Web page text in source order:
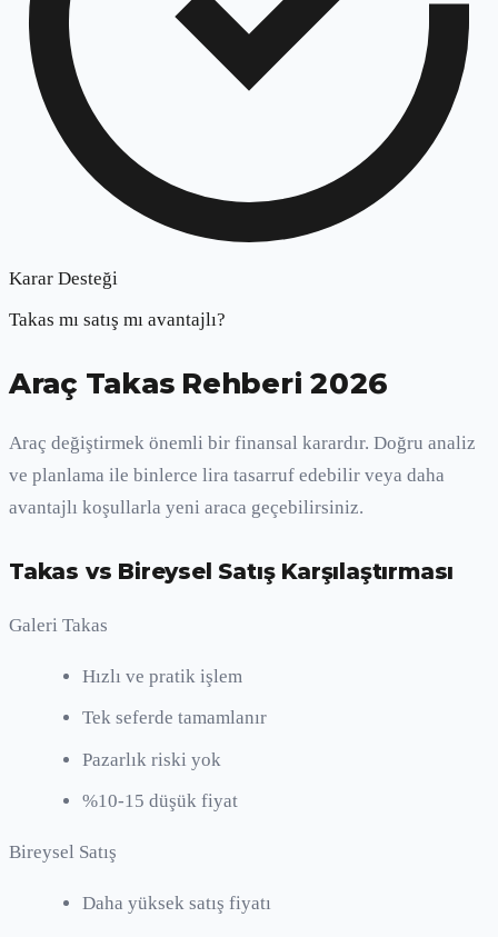
Karar Desteği
Takas mı satış mı avantajlı?
Araç Takas Rehberi 2026
Araç değiştirmek önemli bir finansal karardır. Doğru analiz
ve planlama ile binlerce lira tasarruf edebilir veya daha
avantajlı koşullarla yeni araca geçebilirsiniz.
Takas vs Bireysel Satış Karşılaştırması
Galeri Takas
Hızlı ve pratik işlem
Tek seferde tamamlanır
Pazarlık riski yok
%10-15 düşük fiyat
Bireysel Satış
Daha yüksek satış fiyatı